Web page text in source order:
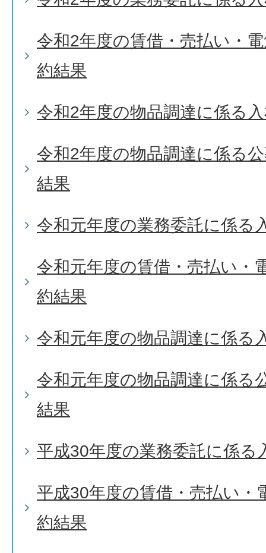
令和2年度の賃借・売払い・
約結果
令和2年度の物品調達に係る
令和2年度の物品調達に係る
結果
令和元年度の業務委託に係る
令和元年度の賃借・売払い・
約結果
令和元年度の物品調達に係る
令和元年度の物品調達に係る
結果
平成30年度の業務委託に係る
平成30年度の賃借・売払い・
約結果